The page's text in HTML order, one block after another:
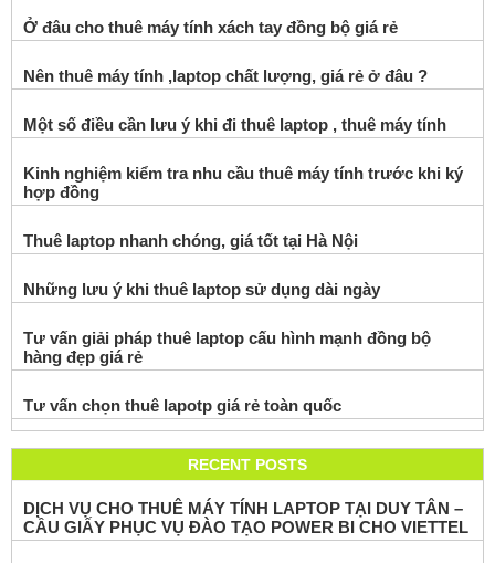
Ở đâu cho thuê máy tính xách tay đồng bộ giá rẻ
Nên thuê máy tính ,laptop chất lượng, giá rẻ ở đâu ?
Một số điều cần lưu ý khi đi thuê laptop , thuê máy tính
Kinh nghiệm kiểm tra nhu cầu thuê máy tính trước khi ký
hợp đồng
Thuê laptop nhanh chóng, giá tốt tại Hà Nội
Những lưu ý khi thuê laptop sử dụng dài ngày
Tư vấn giải pháp thuê laptop cấu hình mạnh đồng bộ
hàng đẹp giá rẻ
Tư vấn chọn thuê lapotp giá rẻ toàn quốc
RECENT POSTS
DỊCH VỤ CHO THUÊ MÁY TÍNH LAPTOP TẠI DUY TÂN –
CẦU GIẤY PHỤC VỤ ĐÀO TẠO POWER BI CHO VIETTEL